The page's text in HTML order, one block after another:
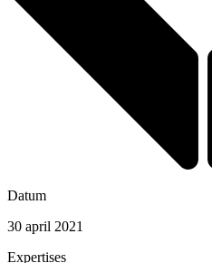
Datum
30 april 2021
Expertises